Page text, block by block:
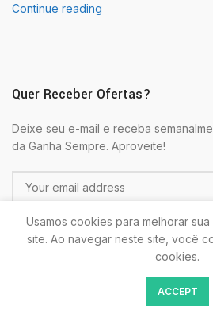
Continue reading
Quer Receber Ofertas?
Deixe seu e-mail e receba
da Ganha Sempre. Aproveite!
Colocando seu E-mail estará de
Usamos cookies para melhorar
site. Ao navegar neste site, você
cookies.
ACCEPT